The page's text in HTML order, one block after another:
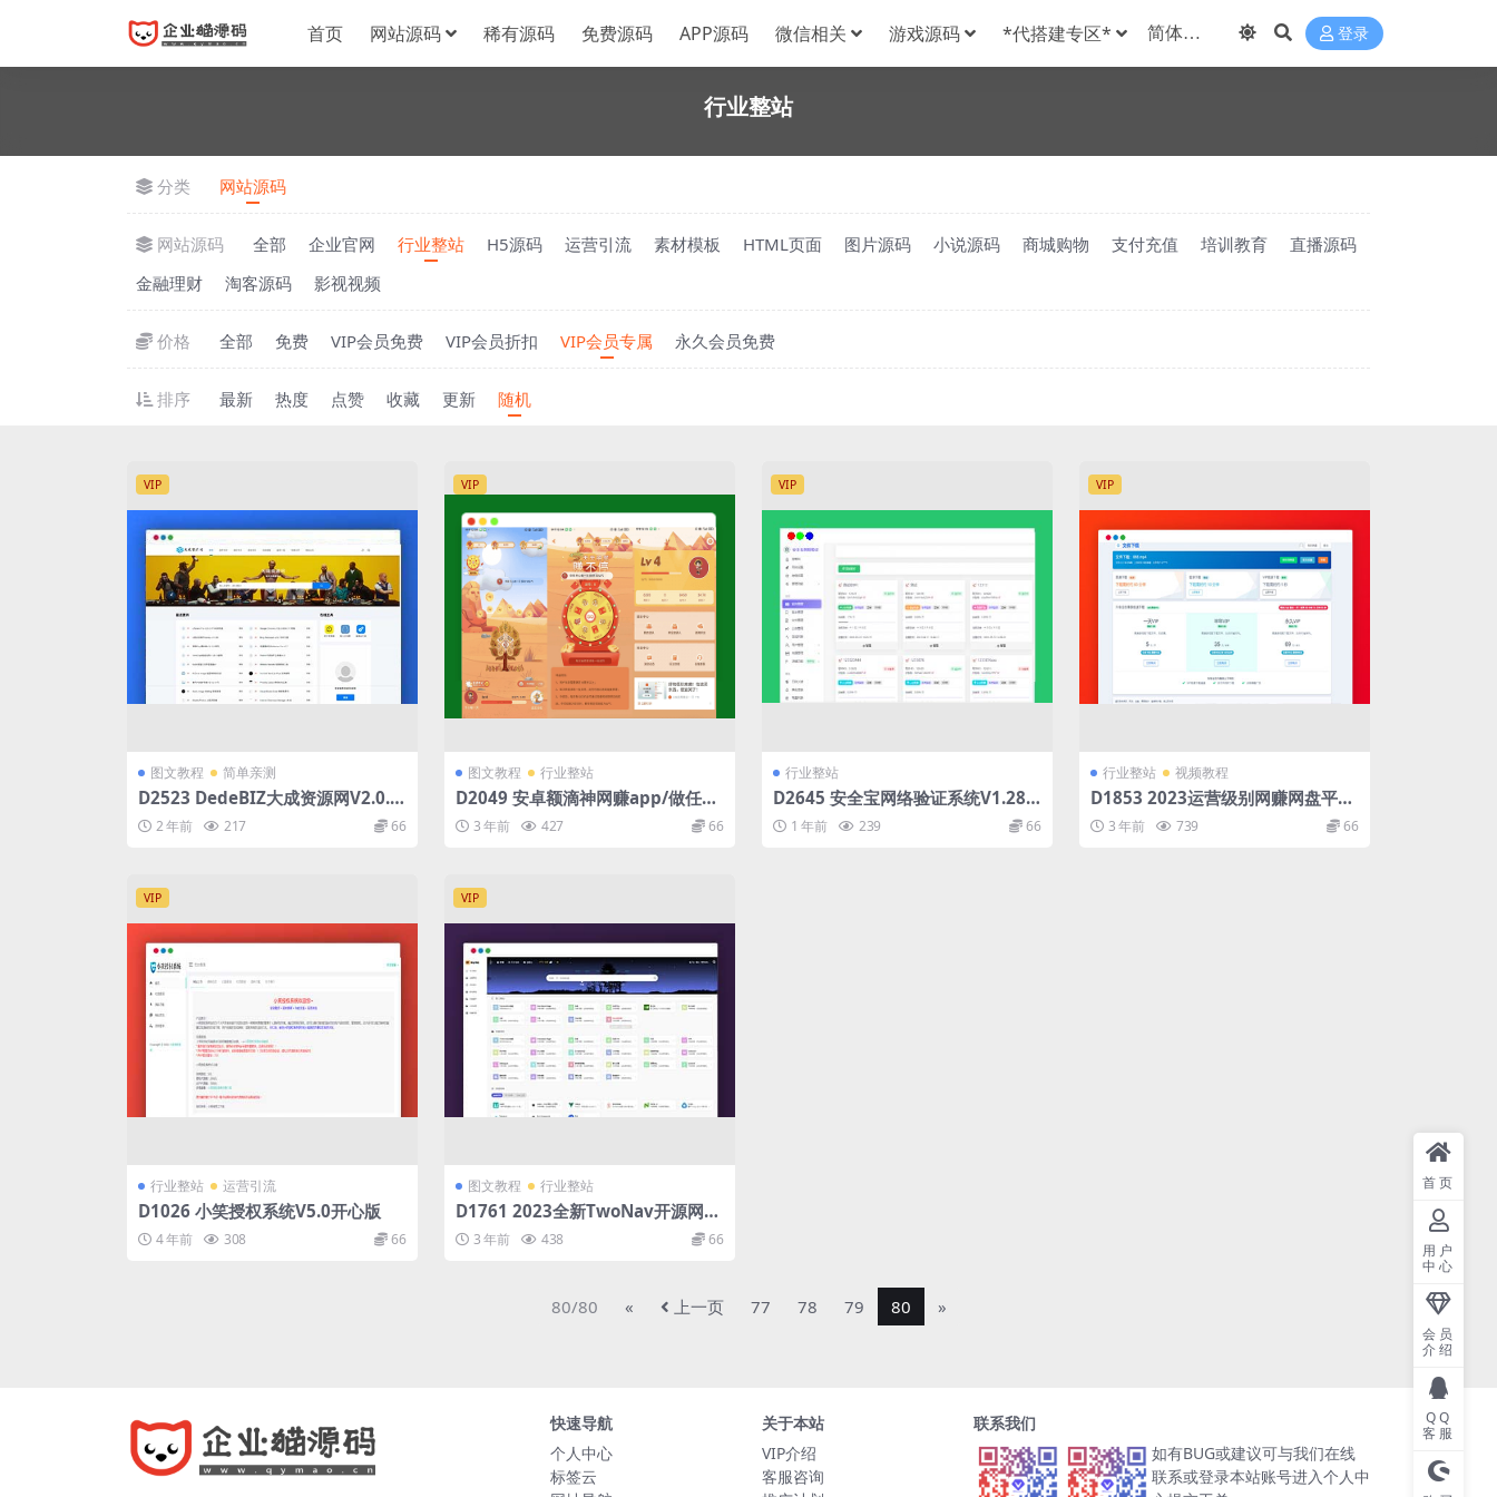
首页 网站源码 稀有源码 免费源码 APP源码 微信相关 游戏源码 *代搭建专区* 登录
行业整站
分类 网站源码
网站源码 全部 企业官网 行业整站 H5源码 运营引流 素材模板 HTML页面 图片源码 小说源码 商城购物 支付充值 培训教育
直播源码
金融理财
淘客源码 影视视频
价格 全部 免费 VIP会员免费 VIP会员折扣 VIP会员专属 永久会员免费
排序 最新 热度 点赞 收藏 更新 随机
VIP
图文教程 简单亲测
D2523 DedeBIZ大成资源网V2.0.0
高仿XDGAME模板
2 年前 217 66
VIP
图文教程 行业整站
D2049 安卓额滴神网赚app/做任务
赚钱完整项目源码/网赚神器/管理后
台/官网/分享网站
3 年前 427 66
VIP
行业整站
D2645 安全宝网络验证系统V1.28.1
001旗舰版最新版
1 年前 239 66
VIP
行业整站 视频教程
D1853 2023运营级别网赚网盘平台
搭建（源码+教程）
3 年前 739 66
VIP
行业整站 运营引流
D1026 小笑授权系统V5.0开心版
4 年前 308 66
VIP
图文教程 行业整站
D1761 2023全新TwoNav开源网址
导航系统源码 | 去授权版
3 年前 438 66
80/80 « 上一页 77 78 79 80 »
快速导航
个人中心
标签云
关于本站
VIP介绍
客服咨询
联系我们
如有BUG或建议可与我们在线
联系或登录本站账号进入个人中
首页
用户
中心
会员
介绍
QQ
客服